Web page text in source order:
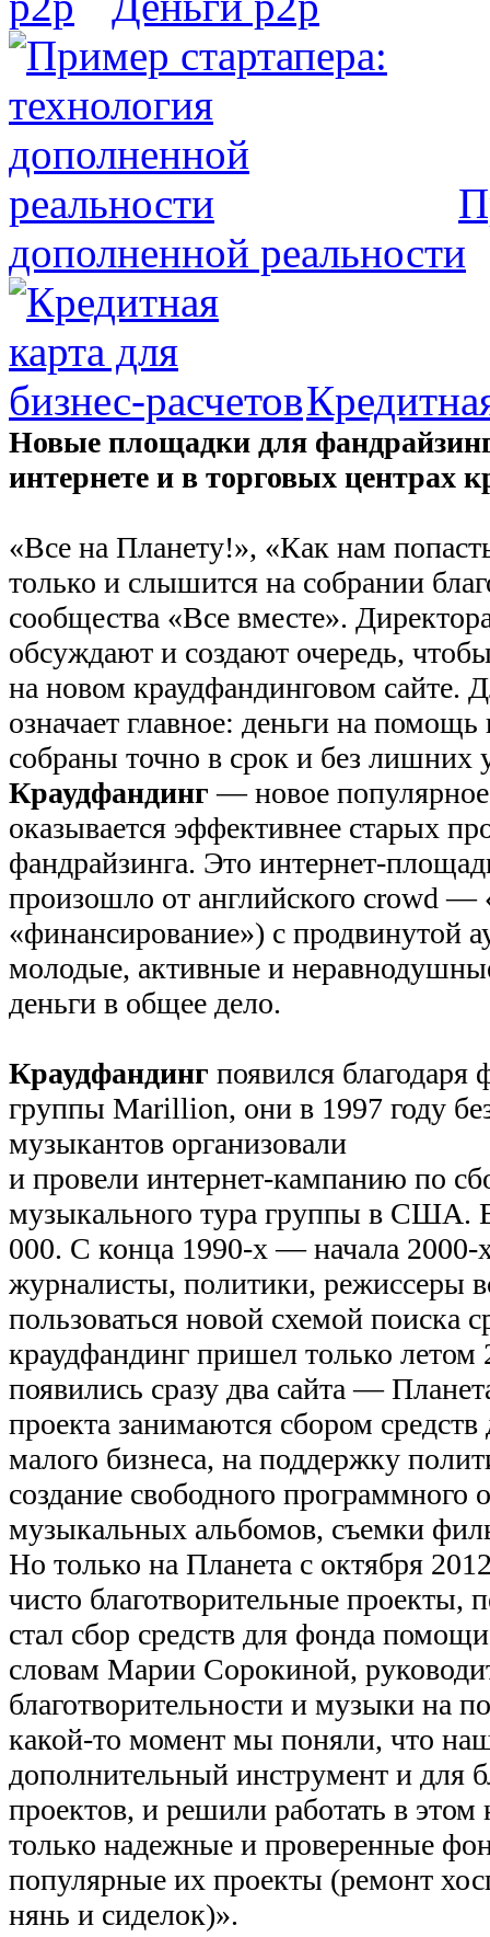
дополненной реальности
Новые площадки для
интернете и в торговых центрах
«Все на Планету!», «Как нам
только и слышится на собрании
сообщества «Все вместе».
обсуждают и создают очередь,
на новом краудфандинговом сайте.
означает главное: деньги на
собраны точно в срок и без лишних
Краудфандинг — новое
оказывается эффективнее старых
фандрайзинга. Это интернет-
произошло от английского crowd
«финансирование») с продвинутой
молодые, активные и
деньги в общее дело.
Краудфандинг появился благодаря
группы Marillion, они в 1997 году
музыкантов организовали
и провели интернет-кампанию по
музыкального тура группы в США.
000. С конца 1990-х — начала 2000-
журналисты, политики, режиссеры
пользоваться новой схемой поиска
краудфандинг пришел только летом
появились сразу два сайта —
проекта занимаются сбором средств
малого бизнеса, на поддержку
создание свободного программного
музыкальных альбомов, съемки
Но только на Планета с октября
чисто благотворительные проекты,
стал сбор средств для фонда
словам Марии Сорокиной,
благотворительности и музыки на
какой-то момент мы поняли, что
дополнительный инструмент и для
проектов, и решили работать в этом
только надежные и проверенные
популярные их проекты (ремонт
нянь и сиделок)».